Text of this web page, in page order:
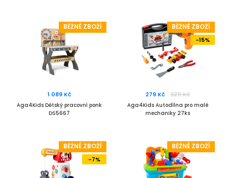
BĚŽNÉ ZBOŽÍ
1 089 Kč
Aga4Kids Dětský pracovní ponk
DS5667
BĚŽNÉ ZBOŽÍ
-15%
279 Kč 329 Kč
Aga4Kids Autodílna pro malé
mechaniky 27ks
BĚŽNÉ ZBOŽÍ
-7%
BĚŽNÉ ZBOŽÍ